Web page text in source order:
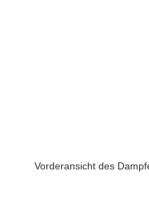
Vorderansicht des